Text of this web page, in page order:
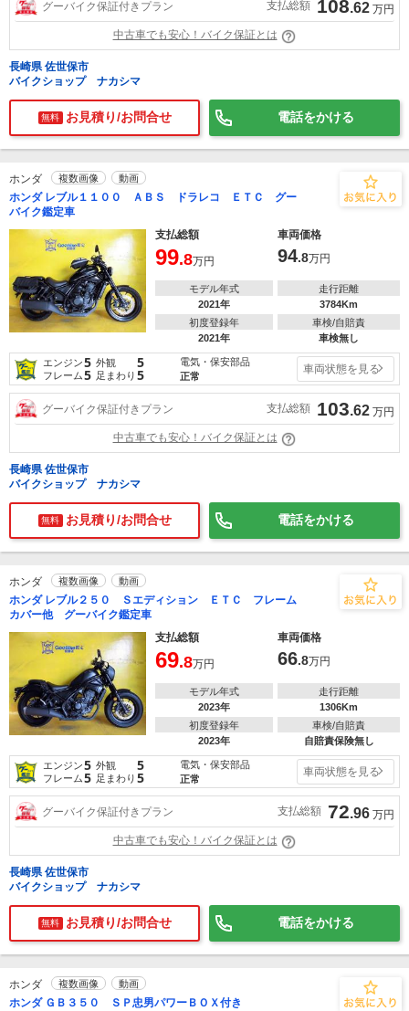
グーバイク保証付きプラン 支払総額 108.62 万円
中古車でも安心！バイク保証とは
長崎県 佐世保市
バイクショップ ナカシマ
無料 お見積り/お問合せ 電話をかける
ホンダ 複数画像 動画
ホンダ レブル１１００ ＡＢＳ ドラレコ ＥＴＣ グー
バイク鑑定車
支払総額
車両価格
99.8万円 94.8万円
モデル年式
2021年
走行距離
3784Km
初度登録年
2021年
車検/自賠責
車検無し
エンジン5 外観 5
フレーム5 足まわり 5
電気・保安部品
正常
車両状態を見る
グーバイク保証付きプラン 支払総額 103.62 万円
中古車でも安心！バイク保証とは
長崎県 佐世保市
バイクショップ ナカシマ
無料 お見積り/お問合せ 電話をかける
ホンダ 複数画像 動画
ホンダ レブル２５０ Ｓエディション ＥＴＣ フレーム
カバー他 グーバイク鑑定車
支払総額
車両価格
69.8万円 66.8万円
モデル年式
2023年
走行距離
1306Km
初度登録年
2023年
車検/自賠責
自賠責保険無し
エンジン5 外観 5
フレーム5 足まわり 5
電気・保安部品
正常
車両状態を見る
グーバイク保証付きプラン 支払総額 72.96 万円
中古車でも安心！バイク保証とは
長崎県 佐世保市
バイクショップ ナカシマ
無料 お見積り/お問合せ 電話をかける
ホンダ 複数画像 動画
ホンダ ＧＢ３５０ ＳＰ忠男パワーＢＯＸ付き